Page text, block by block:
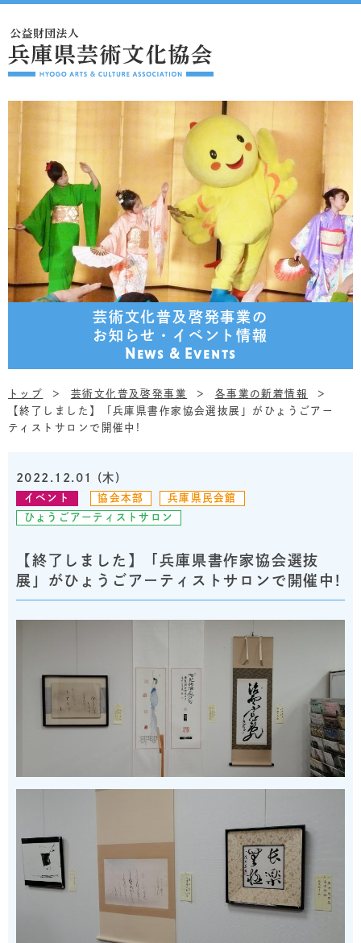
芸術文化普及啓発事業の
お知らせ・イベント情報
News & Events
トップ 芸術文化普及啓発事業
各事業の新着情報
【終了しました】「兵庫県書作家協会選抜展」がひょうごアー
ティストサロンで開催中!
2022.12.01 (木)
イベント 協会本部
兵庫県民会館
ひょうごアーティストサロン
【終了しました】「兵庫県書作家協会選抜
展」がひょうごアーティストサロンで開催中!